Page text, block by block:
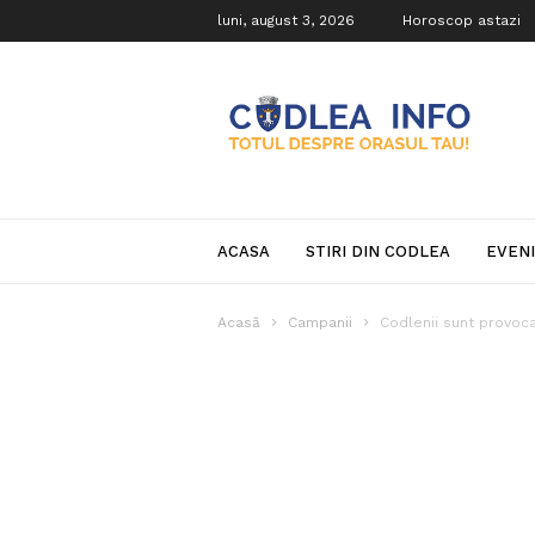
luni, august 3, 2026 Horoscop astazi
Info
ACASA STIRI DIN CODLEA
Acasă Campanii Codlenii sunt